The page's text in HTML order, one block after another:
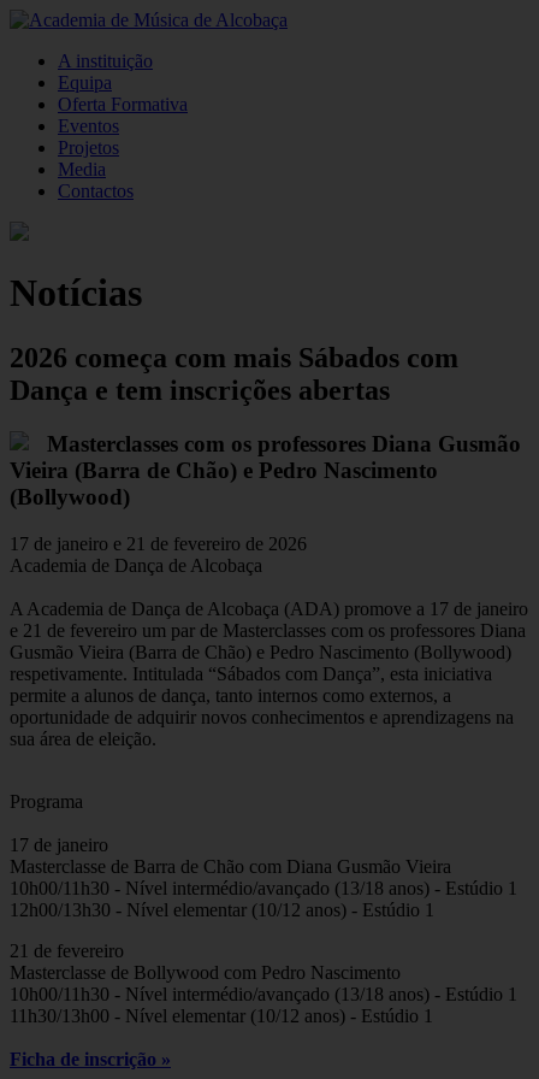
A instituição
Equipa
Oferta Formativa
Eventos
Projetos
Media
Contactos
Notícias
2026 começa com mais Sábados com
Dança e tem inscrições abertas
Masterclasses com os professores Diana Gusmão
Vieira (Barra de Chão) e Pedro Nascimento
(Bollywood)
17 de janeiro e 21 de fevereiro de 2026
Academia de Dança de Alcobaça
A Academia de Dança de Alcobaça (ADA) promove a 17 de janeiro
e 21 de fevereiro um par de Masterclasses com os professores Diana
Gusmão Vieira (Barra de Chão) e Pedro Nascimento (Bollywood)
respetivamente. Intitulada “Sábados com Dança”, esta iniciativa
permite a alunos de dança, tanto internos como externos, a
oportunidade de adquirir novos conhecimentos e aprendizagens na
sua área de eleição.
Programa
17 de janeiro
Masterclasse de Barra de Chão com Diana Gusmão Vieira
10h00/11h30 - Nível intermédio/avançado (13/18 anos) - Estúdio 1
12h00/13h30 - Nível elementar (10/12 anos) - Estúdio 1
21 de fevereiro
Masterclasse de Bollywood com Pedro Nascimento
10h00/11h30 - Nível intermédio/avançado (13/18 anos) - Estúdio 1
11h30/13h00 - Nível elementar (10/12 anos) - Estúdio 1
Ficha de inscrição »